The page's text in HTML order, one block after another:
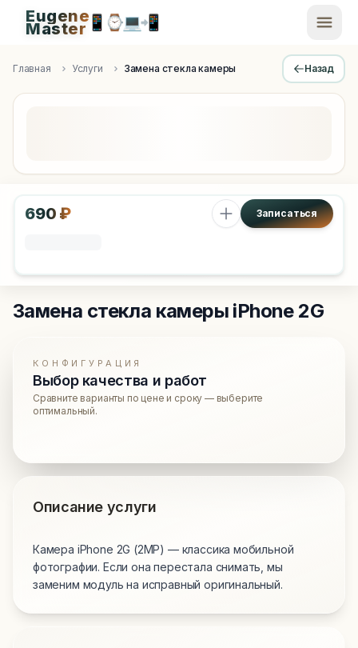
Apple Diagnostics & Engineering Authority in Saint
Eugene
Master📱 ⌚💻📲
Главная Услуги Замена стекла камеры Назад
690 ₽ Записаться
Замена стекла камеры iPhone 2G
КОНФИГУРАЦИЯ
Выбор качества и работ
Сравните варианты по цене и сроку — выберите
оптимальный.
Описание услуги
Камера iPhone 2G (2MP) — классика мобильной
фотографии. Если она перестала снимать, мы
заменим модуль на исправный оригинальный.